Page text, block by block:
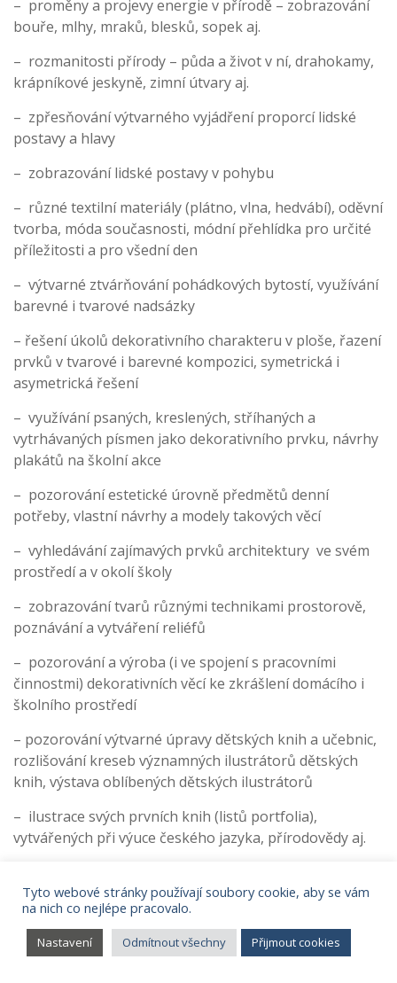
– proměny a projevy energie v přírodě – zobrazování
bouře, mlhy, mraků, blesků, sopek aj.
– rozmanitosti přírody – půda a život v ní, drahokamy,
krápníkové jeskyně, zimní útvary aj.
– zpřesňování výtvarného vyjádření proporcí lidské
postavy a hlavy
– zobrazování lidské postavy v pohybu
– různé textilní materiály (plátno, vlna, hedvábí), oděvní
tvorba, móda současnosti, módní přehlídka pro určité
příležitosti a pro všední den
– výtvarné ztvárňování pohádkových bytostí, využívání
barevné i tvarové nadsázky
– řešení úkolů dekorativního charakteru v ploše, řazení
prvků v tvarové i barevné kompozici, symetrická i
asymetrická řešení
– využívání psaných, kreslených, stříhaných a
vytrhávaných písmen jako dekorativního prvku, návrhy
plakátů na školní akce
– pozorování estetické úrovně předmětů denní
potřeby, vlastní návrhy a modely takových věcí
– vyhledávání zajímavých prvků architektury ve svém
prostředí a v okolí školy
– zobrazování tvarů různými technikami prostorově,
poznávání a vytváření reliéfů
– pozorování a výroba (i ve spojení s pracovními
činnostmi) dekorativních věcí ke zkrášlení domácího i
školního prostředí
– pozorování výtvarné úpravy dětských knih a učebnic,
rozlišování kreseb významných ilustrátorů dětských
knih, výstava oblíbených dětských ilustrátorů
– ilustrace svých prvních knih (listů portfolia),
vytvářených při výuce českého jazyka, přírodovědy aj.
figura, portrét, krajina, zátiší na příkladech konkrétních
výtvarných děl
– zaměření se na krásy přírody a na vztah k životnímu
Tyto webové stránky používají soubory cookie, aby se vám
na nich co nejlépe pracovalo.
Nastavení Odmítnout všechny Přijmout cookies